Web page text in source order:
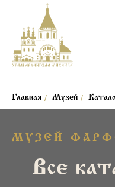
Главная / Музей /
МУЗЕЙ
Все